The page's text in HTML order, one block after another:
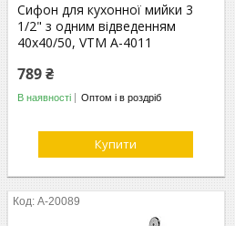
Сифон для кухонної мийки 3
1/2" з одним відведенням
40х40/50, VTM А-4011
789 ₴
В наявності Оптом і в роздріб
Купити
А-20089